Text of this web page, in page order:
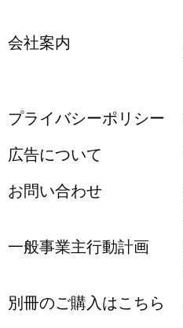
史跡名勝
博物館
会社案内
プライバシーポリシー
広告について
お問い合わせ
一般事業主行動計画
別冊のご購入はこちら